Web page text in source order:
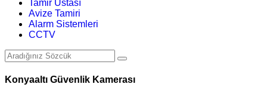
Tamir Ustası
Avize Tamiri
Alarm Sistemleri
CCTV
Konyaaltı Güvenlik Kamerası